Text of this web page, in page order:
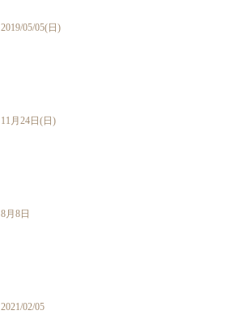
2019/05/05(日)
11月24日(日)
8月8日
2021/02/05